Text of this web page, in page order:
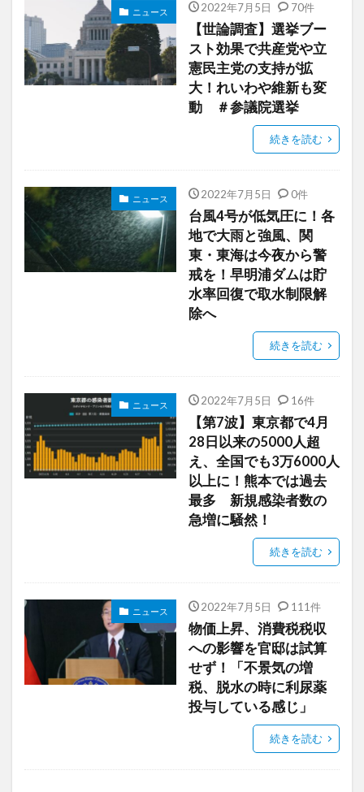
ニュース 2022年7月5日 70件
【世論調査】選挙ブー
スト効果で共産党や立
憲民主党の支持が拡
大！れいわや維新も変
動 ＃参議院選挙
続きを読む
ニュース 2022年7月5日 0件
台風4号が低気圧に！各
地で大雨と強風、関
東・東海は今夜から警
戒を！早明浦ダムは貯
水率回復で取水制限解
除へ
続きを読む
ニュース 2022年7月5日 16件
【第7波】東京都で4月
28日以来の5000人超
え、全国でも3万6000人
以上に！熊本では過去
最多 新規感染者数の
急増に騒然！
続きを読む
ニュース 2022年7月5日 111件
物価上昇、消費税税収
への影響を官邸は試算
せず！「不景気の増
税、脱水の時に利尿薬
投与している感じ」
続きを読む